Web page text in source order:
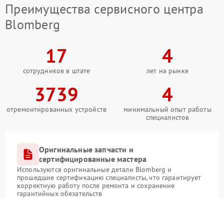
Преимущества сервисного центра
Blomberg
17
сотрудников в штате
4
лет на рынке
3739
отремонтированных устройств
4
минимальный опыт работы
специалистов
Оригинальные запчасти и
сертифицированные мастера
Используются оригинальные детали Blomberg и
прошедшие сертификацию специалисты, что гарантирует
корректную работу после ремонта и сохранение
гарантийных обязательств